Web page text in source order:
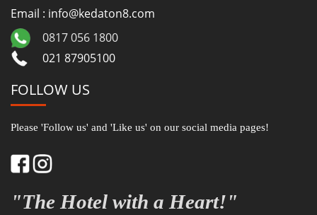
Email : info@kedaton8.com
0817 056 1800
021 87905100
FOLLOW US
Please 'Follow us' and 'Like us' on our social media pages!
"The Hotel with a Heart!"